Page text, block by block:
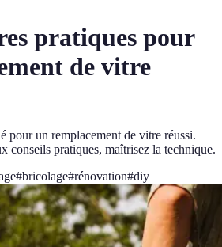
pratiques pour
de vitre
pour un remplacement de vitre réussi.
conseils pratiques, maîtrisez la technique.
#bricolage#rénovation#diy